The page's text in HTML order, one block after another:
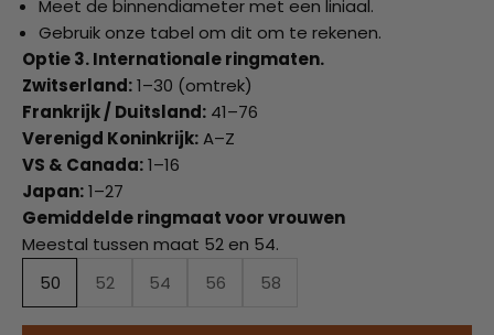
Meet de binnendiameter met een liniaal.
Gebruik onze tabel om dit om te rekenen.
Optie 3. Internationale ringmaten.
Zwitserland:1–30 (omtrek)
Frankrijk / Duitsland: 41–76
Verenigd Koninkrijk:A–Z
VS & Canada:1–16
Japan:1–27
Gemiddelde ringmaat voor vrouwen
Meestal tussen maat 52 en 54.
50
52 54 56 58